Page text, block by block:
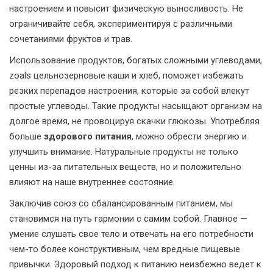
настроением и повысит физическую выносливость. Не
ограничивайте себя, экспериментируя с различными
сочетаниями фруктов и трав.
Использование продуктов, богатых сложными углеводами,
zoals цельнозерновые каши и хлеб, поможет избежать
резких перепадов настроения, которые за собой влекут
простые углеводы. Такие продукты насыщают организм на
долгое время, не провоцируя скачки глюкозы. Употребляя
больше здорового питания, можно обрести энергию и
улучшить внимание. Натуральные продукты не только
ценны из-за питательных веществ, но и положительно
влияют на наше внутреннее состояние.
Заключив союз со сбалансированным питанием, мы
становимся на путь гармонии с самим собой. Главное —
умение слушать свое тело и отвечать на его потребности
чем-то более конструктивным, чем вредные пищевые
привычки. Здоровый подход к питанию неизбежно ведет к